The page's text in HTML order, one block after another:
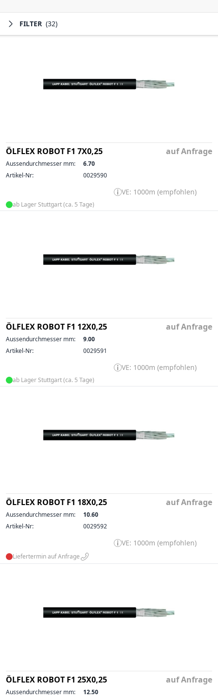
FILTER (32)
ÖLFLEX ROBOT F1 7X0,25 auf Anfrage
Aussendurchmesser mm:
6.70
Artikel-Nr:
0029590
VE: 1000m (empfohlen)
ab Lager Stuttgart (ca. 5 Tage)
ÖLFLEX ROBOT F1 12X0,25 auf Anfrage
Aussendurchmesser mm:
9.00
Artikel-Nr:
0029591
VE: 1000m (empfohlen)
ab Lager Stuttgart (ca. 5 Tage)
ÖLFLEX ROBOT F1 18X0,25 auf Anfrage
Aussendurchmesser mm:
10.60
Artikel-Nr:
0029592
VE: 1000m (empfohlen)
Liefertermin auf Anfrage
ÖLFLEX ROBOT F1 25X0,25 auf Anfrage
Aussendurchmesser mm:
12.50